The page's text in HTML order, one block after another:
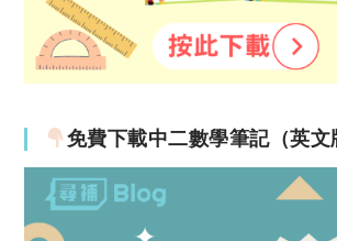
免費下載中二數學筆記（英文